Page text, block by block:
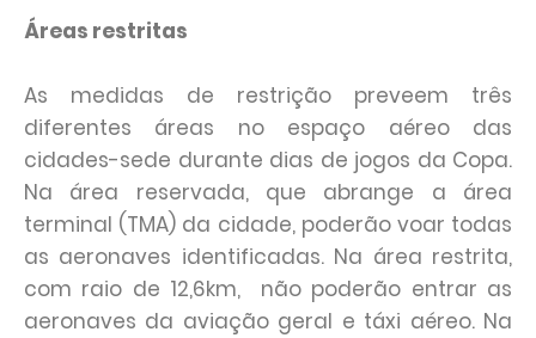
Áreas restritas
As medidas de restrição preveem três
diferentes áreas no espaço aéreo das
cidades-sede durante dias de jogos da Copa.
Na área reservada, que abrange a área
terminal (TMA) da cidade, poderão voar todas
as aeronaves identificadas. Na área restrita,
com raio de 12,6km, não poderão entrar as
aeronaves da aviação geral e táxi aéreo. Na